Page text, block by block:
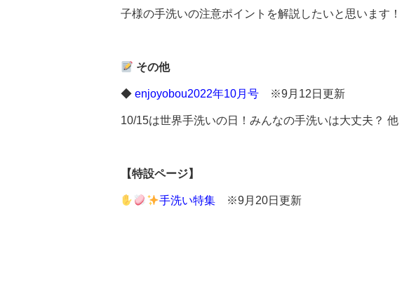
子様の手洗いの注意ポイントを解説したいと思います！
その他
◆ enjoyobou2022年10月号 ※9月12日更新
10/15は世界手洗いの日！みんなの手洗いは大丈夫？ 他
【特設ページ】
手洗い特集※9月20日更新